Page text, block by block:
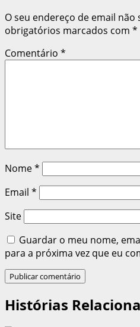
O seu endereço de email não
obrigatórios marcados com *
Comentário *
Nome*
Email *
Site
Guardar o meu nome,
para a próxima vez que eu
Histórias